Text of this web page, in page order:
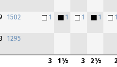
3 1½ 3 2½
1502 1 1 1 1
1295